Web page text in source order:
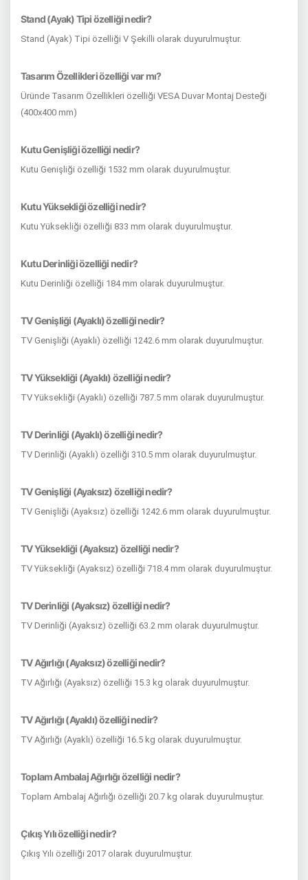
Stand (Ayak) Tipi özelliği nedir?
Stand (Ayak) Tipi özelliği V Şekilli olarak duyurulmuştur.
Tasarım Özellikleri özelliği var mı?
Üründe Tasarım Özellikleri özelliği VESA Duvar Montaj Desteği
(400x400 mm)
Kutu Genişliği özelliği nedir?
Kutu Genişliği özelliği 1532 mm olarak duyurulmuştur.
Kutu Yüksekliği özelliği nedir?
Kutu Yüksekliği özelliği 833 mm olarak duyurulmuştur.
Kutu Derinliği özelliği nedir?
Kutu Derinliği özelliği 184 mm olarak duyurulmuştur.
TV Genişliği (Ayaklı) özelliği nedir?
TV Genişliği (Ayaklı) özelliği 1242.6 mm olarak duyurulmuştur.
TV Yüksekliği (Ayaklı) özelliği nedir?
TV Yüksekliği (Ayaklı) özelliği 787.5 mm olarak duyurulmuştur.
TV Derinliği (Ayaklı) özelliği nedir?
TV Derinliği (Ayaklı) özelliği 310.5 mm olarak duyurulmuştur.
TV Genişliği (Ayaksız) özelliği nedir?
TV Genişliği (Ayaksız) özelliği 1242.6 mm olarak duyurulmuştur.
TV Yüksekliği (Ayaksız) özelliği nedir?
TV Yüksekliği (Ayaksız) özelliği 718.4 mm olarak duyurulmuştur.
TV Derinliği (Ayaksız) özelliği nedir?
TV Derinliği (Ayaksız) özelliği 63.2 mm olarak duyurulmuştur.
TV Ağırlığı (Ayaksız) özelliği nedir?
TV Ağırlığı (Ayaksız) özelliği 15.3 kg olarak duyurulmuştur.
TV Ağırlığı (Ayaklı) özelliği nedir?
TV Ağırlığı (Ayaklı) özelliği 16.5 kg olarak duyurulmuştur.
Toplam Ambalaj Ağırlığı özelliği nedir?
Toplam Ambalaj Ağırlığı özelliği 20.7 kg olarak duyurulmuştur.
Çıkış Yılı özelliği nedir?
Çıkış Yılı özelliği 2017 olarak duyurulmuştur.